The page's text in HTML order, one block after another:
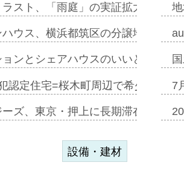
スト、「雨庭」の実証拡大へ=ガ
ウス、横浜都筑区の分譲地開発で
ンとシェアハウスのいいとこどり
認定住宅=桜木町周辺で希少価値
ズ、東京・押上に長期滞在型ホテ
7
設備・建材